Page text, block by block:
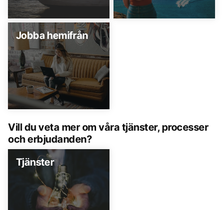
Jobba hemifrån
Vill du veta mer om våra tjänster, processer
och erbjudanden?
Tjänster